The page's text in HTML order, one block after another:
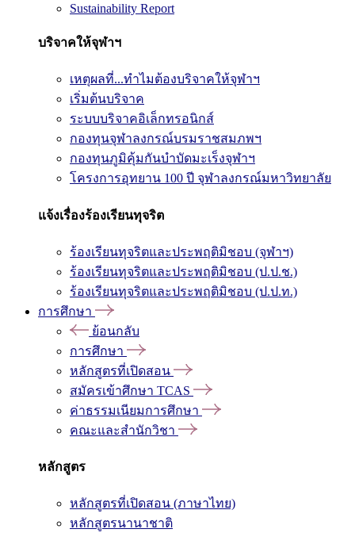
Sustainability Report
บริจาคให้จุฬาฯ
เหตุผลที่...ทำไมต้องบริจาคให้จุฬาฯ
เริ่มต้นบริจาค
ระบบบริจาคอิเล็กทรอนิกส์
กองทุนจุฬาลงกรณ์บรมราชสมภพฯ
กองทุนภูมิคุ้มกันบำบัดมะเร็งจุฬาฯ
โครงการอุทยาน 100 ปี จุฬาลงกรณ์มหาวิทยาลัย
แจ้งเรื่องร้องเรียนทุจริต
ร้องเรียนทุจริตและประพฤติมิชอบ (จุฬาฯ)
ร้องเรียนทุจริตและประพฤติมิชอบ (ป.ป.ช.)
ร้องเรียนทุจริตและประพฤติมิชอบ (ป.ป.ท.)
การศึกษา
ย้อนกลับ
การศึกษา
หลักสูตรที่เปิดสอน
สมัครเข้าศึกษา TCAS
ค่าธรรมเนียมการศึกษา
คณะและสำนักวิชา
หลักสูตร
หลักสูตรที่เปิดสอน (ภาษาไทย)
หลักสูตรนานาชาติ